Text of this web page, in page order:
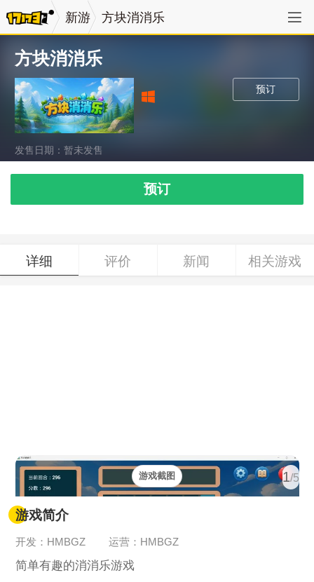
新游 方块消消乐
方块消消乐
预订
发售日期：暂未发售
预订
详细 评价 新闻 相关游戏
1/5
游戏截图
游戏简介
开发：HMBGZ 运营：HMBGZ
简单有趣的消消乐游戏